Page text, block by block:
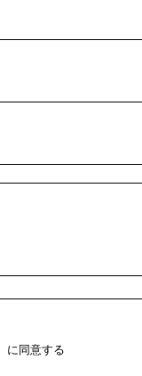
に同意する